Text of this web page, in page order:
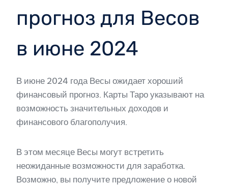
прогноз для Весов
в июне 2024
В июне 2024 года Весы ожидает хороший
финансовый прогноз. Карты Таро указывают на
возможность значительных доходов и
финансового благополучия.
В этом месяце Весы могут встретить
неожиданные возможности для заработка.
Возможно, вы получите предложение о новой